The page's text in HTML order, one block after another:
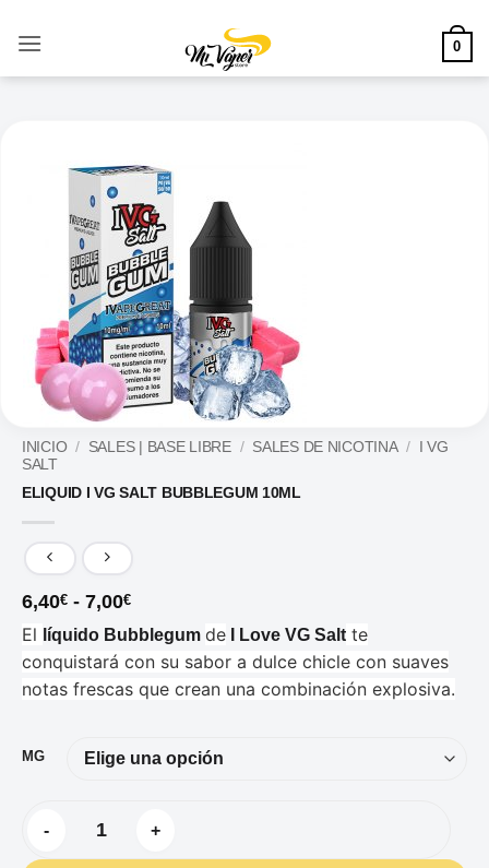
0
INICIO / SALES | BASE LIBRE / SALES DE NICOTINA /
I VG
SALT
ELIQUID I VG SALT BUBBLEGUM 10ML
6,40€ - 7,00€Rango
precios:
desde
6,40€
hasta
El líquido Bubblegum de I Love VG Salt te
conquistará con su sabor a dulce chicle con suaves
notas frescas que crean una combinación explosiva.
MG
ELIQUID I VG SALT BUBBLEGUM 10ML cantidad